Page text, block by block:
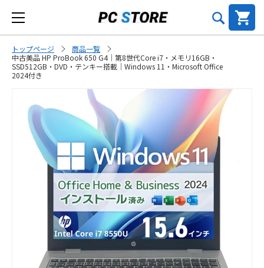
トップページ
商品一覧
中古美品 HP ProBook 650 G4｜第8世代Core i7・メモリ16GB・
SSD512GB・DVD・テンキー搭載｜Windows 11・Microsoft Office
2024付き